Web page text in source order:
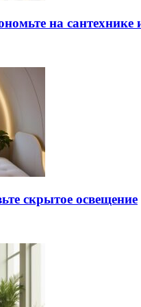
на сантехнике
скрытое освещение